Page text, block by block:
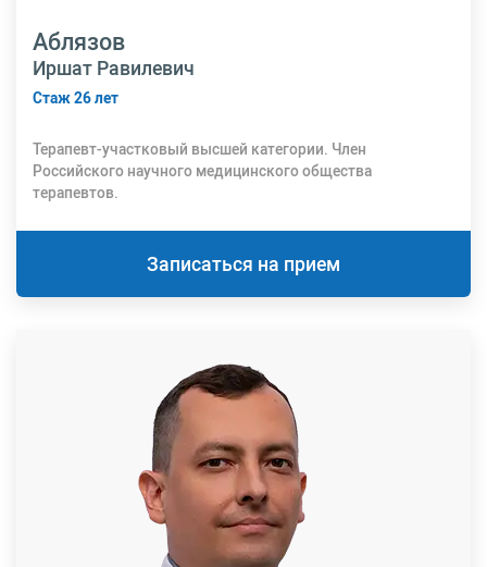
Аблязов
Иршат Равилевич
Стаж 26 лет
Терапевт-участковый высшей категории. Член
Российского научного медицинского общества
терапевтов.
Записаться на прием